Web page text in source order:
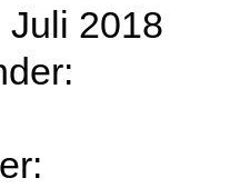
Juli 2018